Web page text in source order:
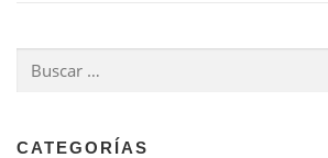
Buscar:
CATEGORÍAS